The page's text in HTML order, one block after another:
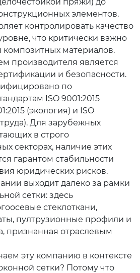
элементов.
контролировать качество
что критически важно
композитных материалов.
производителя является
и безопасности.
по
ISO 9001:2015
(экология) и ISO
Для зарубежных
в строго
секторах, наличие этих
гарантом стабильности
юридических рисков.
выходит далеко за рамки
сетки: здесь
стеклоткани,
пултрузионные профили и
признанная отраслевым
эту компанию в контексте
сетки? Потому что